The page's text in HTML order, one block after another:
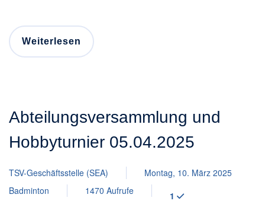
Weiterlesen
Abteilungsversammlung und
Hobbyturnier 05.04.2025
TSV-Geschäftsstelle (SEA)
Montag, 10. März 2025
Badminton
1470 Aufrufe 1